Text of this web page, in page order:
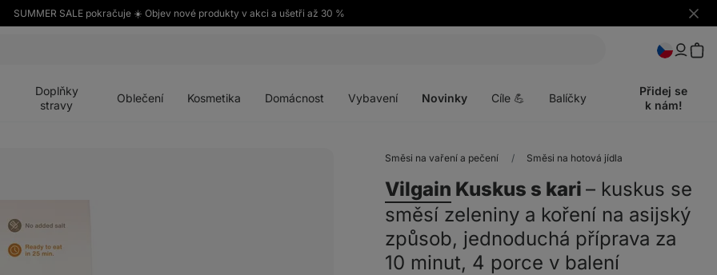
SUMMER SALE pokračuje ☀️ Objev nové produkty v akci a ušetři až 30 %
Skrýt
Doplňky
stravy
Oblečení Kosmetika Domácnost Vybavení Novinky Cíle 💪 Balíčky
Přidej se
k nám!
Směsi na vaření a pečení Směsi na hotová jídla
Vilgain Kuskus s kari ⁠–⁠ kuskus se
směsí zeleniny a koření na asijský
způsob, jednoduchá příprava za
10 minut, 4 porce v balení